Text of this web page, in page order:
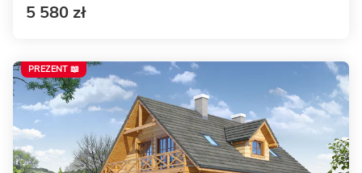
5 580 zł
PREZENT 📖